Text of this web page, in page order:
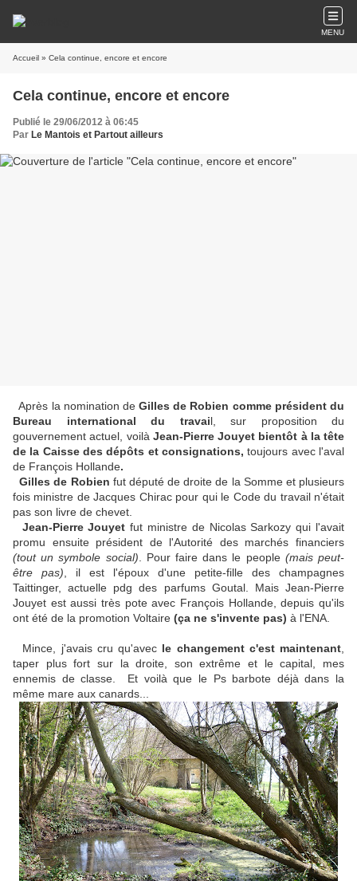
MENU
Accueil » Cela continue, encore et encore
Cela continue, encore et encore
Publié le 29/06/2012 à 06:45
Par Le Mantois et Partout ailleurs
Après la nomination deGilles de Robien comme président du
Bureau international du travail, sur proposition du
gouvernement actuel, voilà Jean-Pierre Jouyet bientôt à la tête
de la Caisse des dépôts et consignations, toujours avec l'aval
de François Hollande.
Gilles de Robien fut député de droite de la Somme et plusieurs
fois ministre de Jacques Chirac pour qui le Code du travail n'était
pas son livre de chevet.
Jean-Pierre Jouyet fut ministre de Nicolas Sarkozy qui l'avait
promu ensuite président de l'Autorité des marchés financiers
(tout un symbole social) . Pour faire dans le people (mais peut-
être pas) , il est l'époux d'une petite-fille des champagnes
Taittinger, actuelle pdg des parfums Goutal. Mais Jean-Pierre
Jouyet est aussi très pote avec François Hollande, depuis qu'ils
ont été de la promotion Voltaire (ça ne s'invente pas) à l'ENA.
Mince, j'avais cru qu'avec le changement c'est maintenant
taper plus fort sur la droite, son extrême et le capital, mes
ennemis de classe. Et voilà que le Ps barbote déjà dans la
même mare aux canards...